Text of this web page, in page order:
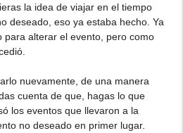
la idea de viajar en el tiempo
deseado, eso ya estaba hecho. Ya
para alterar el evento, pero como
nuevamente, de una manera
cuenta de que, hagas lo que
los eventos que llevaron a la
no deseado en primer lugar.